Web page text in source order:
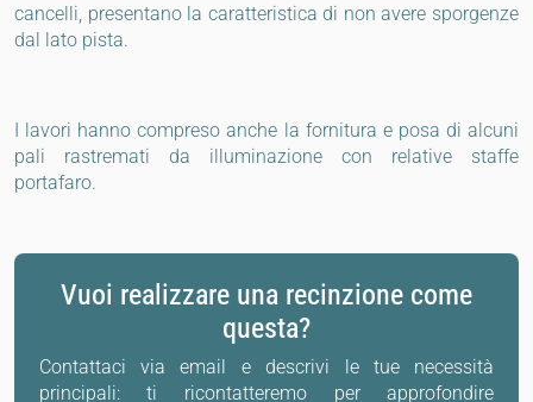
cancelli, presentano la caratteristica di non avere sporgenze
dal lato pista.
I lavori hanno compreso anche la fornitura e posa di alcuni
pali rastremati da illuminazione con relative staffe
portafaro.
Vuoi realizzare una recinzione come
questa?
Contattaci via email e descrivi le tue necessità
principali: ti ricontatteremo per approfondire